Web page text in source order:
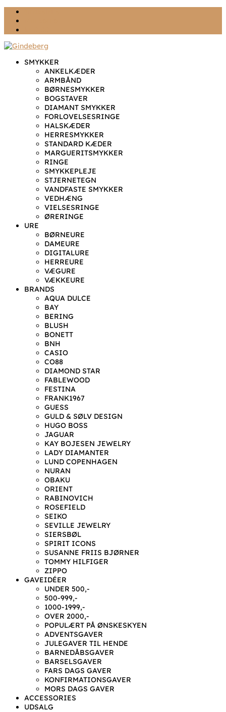
SMYKKER
ANKELKÆDER
ARMBÅND
BØRNESMYKKER
BOGSTAVER
DIAMANT SMYKKER
FORLOVELSESRINGE
HALSKÆDER
HERRESMYKKER
STANDARD KÆDER
MARGUERITSMYKKER
RINGE
SMYKKEPLEJE
STJERNETEGN
VANDFASTE SMYKKER
VEDHÆNG
VIELSESRINGE
ØRERINGE
URE
BØRNEURE
DAMEURE
DIGITALURE
HERREURE
VÆGURE
VÆKKEURE
BRANDS
AQUA DULCE
BAY
BERING
BLUSH
BONETT
BNH
CASIO
CO88
DIAMOND STAR
FABLEWOOD
FESTINA
FRANK1967
GUESS
GULD & SØLV DESIGN
HUGO BOSS
JAGUAR
KAY BOJESEN JEWELRY
LADY DIAMANTER
LUND COPENHAGEN
NURAN
OBAKU
ORIENT
RABINOVICH
ROSEFIELD
SEIKO
SEVILLE JEWELRY
SIERSBØL
SPIRIT ICONS
SUSANNE FRIIS BJØRNER
TOMMY HILFIGER
ZIPPO
GAVEIDÉER
UNDER 500,-
500-999,-
1000-1999,-
OVER 2000,-
POPULÆRT PÅ ØNSKESKYEN
ADVENTSGAVER
JULEGAVER TIL HENDE
BARNEDÅBSGAVER
BARSELSGAVER
FARS DAGS GAVER
KONFIRMATIONSGAVER
MORS DAGS GAVER
ACCESSORIES
UDSALG